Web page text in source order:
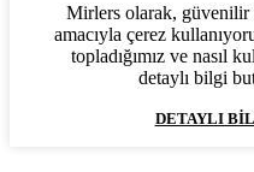
Mirlers olarak, güvenilir
amacıyla çerez
topladığımız ve nasıl
detaylı bilgi
DETAYLI